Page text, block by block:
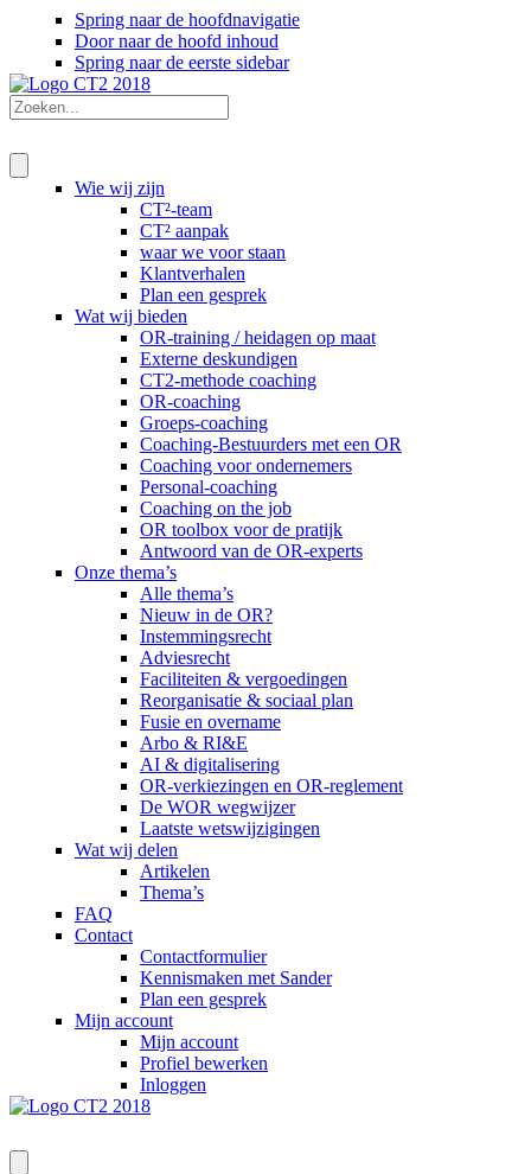
Spring naar de hoofdnavigatie
Door naar de hoofd inhoud
Spring naar de eerste sidebar
Wie wij zijn
CT²-team
CT² aanpak
waar we voor staan
Klantverhalen
Plan een gesprek
Wat wij bieden
OR-training / heidagen op maat
Externe deskundigen
CT2-methode coaching
OR-coaching
Groeps-coaching
Coaching-Bestuurders met een OR
Coaching voor ondernemers
Personal-coaching
Coaching on the job
OR toolbox voor de pratijk
Antwoord van de OR-experts
Onze thema’s
Alle thema’s
Nieuw in de OR?
Instemmingsrecht
Adviesrecht
Faciliteiten & vergoedingen
Reorganisatie & sociaal plan
Fusie en overname
Arbo & RI&E
AI & digitalisering
OR-verkiezingen en OR-reglement
De WOR wegwijzer
Laatste wetswijzigingen
Wat wij delen
Artikelen
Thema’s
FAQ
Contact
Contactformulier
Kennismaken met Sander
Plan een gesprek
Mijn account
Mijn account
Profiel bewerken
Inloggen